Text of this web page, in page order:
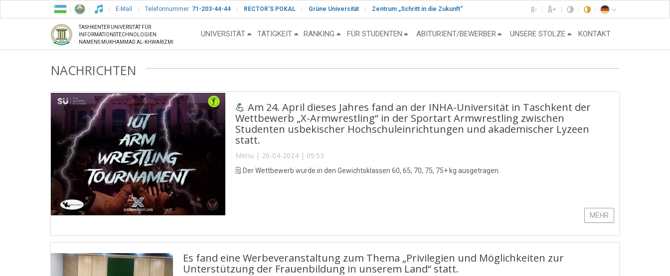
E-Mail Telefonnummer: 71-203-44-44 RECTOR’S POKAL Grüne Universität Zentrum „Schritt in die Zukunft“
TASHKENTER UNIVERSITÄT FÜR
INFORMATIONSTECHNOLOGIEN
NAMENS MUKHAMMAD AL-KHWARIZMI
UNIVERSITÄT TÄTIGKEIT RANKING FÜR STUDENTEN ABITURIENT/BEWERBER UNSERE STOLZE KONTAKT
NACHRICHTEN
💪 Am 24. April dieses Jahres fand an der INHA-Universität in Taschkent der
Wettbewerb „X-Armwrestling“ in der Sportart Armwrestling zwischen
Studenten usbekischer Hochschuleinrichtungen und akademischer Lyzeen
statt.
Menu | 26-04-2024 | 09:53
🗒 Der Wettbewerb wurde in den Gewichtsklassen 60, 65, 70, 75, 75+ kg ausgetragen.
MEHR
Es fand eine Werbeveranstaltung zum Thema „Privilegien und Möglichkeiten zur
Unterstützung der Frauenbildung in unserem Land“ statt.